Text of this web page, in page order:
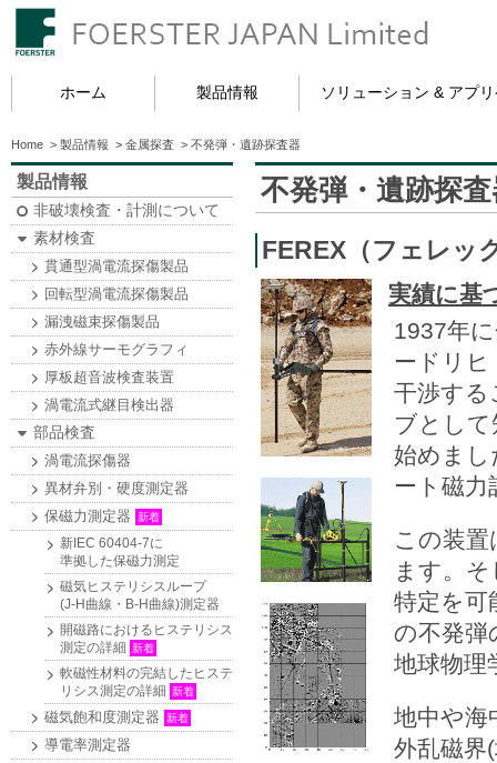
ホーム 製品情報 ソリューション & アプ
Home > 製品情報 > 金属探査 > 不発弾・遺跡探査器
製品情報
非破壊検査・計測について
素材検査
貫通型渦電流探傷製品
回転型渦電流探傷製品
漏洩磁束探傷製品
赤外線サーモグラフィ
厚板超音波検査装置
渦電流式継目検出器
部品検査
渦電流探傷器
異材弁別・硬度測定器
保磁力測定器
新着
新IEC 60404-7に
準拠した保磁力測定
磁気ヒステリシスループ
(J-H曲線・B-H曲線)測定器
開磁路におけるヒステリシス
測定の詳細 新着
軟磁性材料の完結したヒステ
リシス測定の詳細 新着
磁気飽和度測定器 新着
導電率測定器
不発弾・遺跡探
FEREX（フェレッ
実績に基
1937年
ードリ
干渉する
ブとし
始めまし
ート磁
この装
ます。
特定を可
の不発弾
地球物理
地中や海
外乱磁界